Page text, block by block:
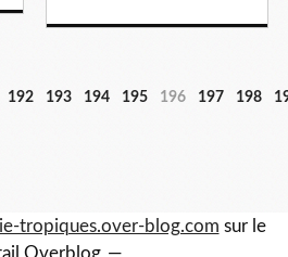
192 193 194 195 196 197 198
tropiques.over-blog.com sur le
Overblog